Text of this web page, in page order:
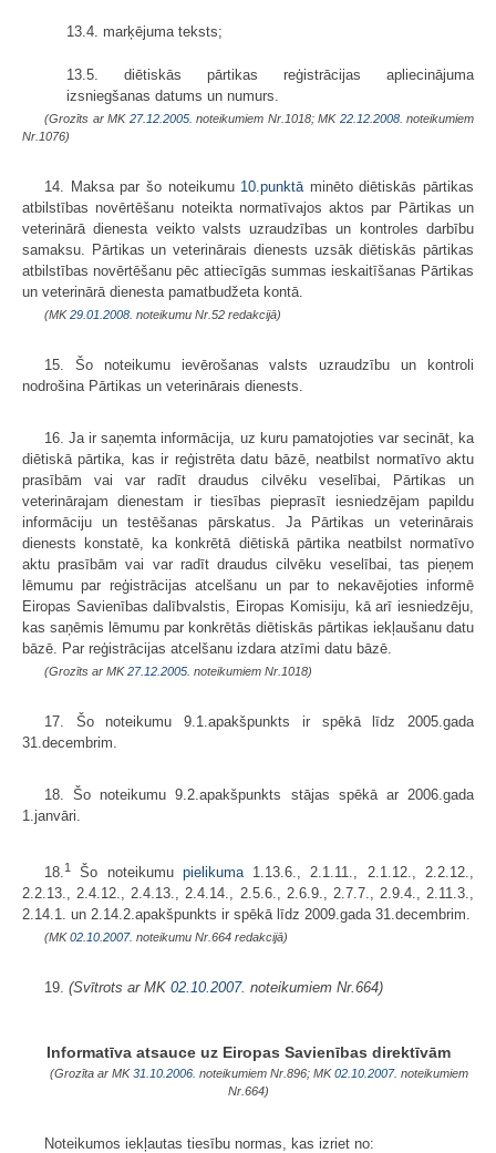
13.4. marķējuma teksts;
13.5. diētiskās pārtikas reģistrācijas apliecinājuma
izsniegšanas datums un numurs.
(Grozīts ar MK 27.12.2005. noteikumiem Nr.1018; MK 22.12.2008. noteikumiem
Nr.1076)
14. Maksa par šo noteikumu 10.punktā minēto diētiskās pārtikas
atbilstī­bas novērtēšanu noteikta normatīvajos aktos par Pārtikas un
veterinārā dienesta veikto valsts uzraudzības un kontroles darbību
samaksu. Pārtikas un veterinārais dienests uzsāk diētiskās pārtikas
atbilstības novērtēšanu pēc attiecīgās summas ieskaitīšanas Pārtikas
un veterinārā dienesta pamatbudžeta kontā.
(MK29.01.2008. noteikumu Nr.52 redakcijā)
15. Šo noteikumu ievērošanas valsts uzraudzību un kontroli
nodrošina Pārtikas un veterinārais dienests.
16. Ja ir saņemta informācija, uz kuru pamatojoties var secināt, ka
diētiskā pārtika, kas ir reģistrēta datu bāzē, neatbilst normatīvo aktu
prasībām vai var radīt draudus cilvēku veselībai, Pārtikas un
veterinārajam dienestam ir tiesības pieprasīt iesniedzējam papildu
informāciju un testēšanas pārskatus. Ja Pārtikas un veterinārais
dienests konstatē, ka konkrētā diētiskā pārtika neatbilst normatīvo
aktu prasībām vai var radīt draudus cilvēku veselībai, tas pieņem
lēmumu par reģistrācijas atcelšanu un par to nekavējoties informē
Eiropas Savienības dalībvalstis, Eiropas Komisiju, kā arī iesniedzēju,
kas saņēmis lēmumu par konkrētās diētiskās pārtikas iekļaušanu datu
bāzē. Par reģistrācijas atcelšanu izdara atzīmi datu bāzē.
(Grozīts ar MK27.12.2005. noteikumiem Nr.1018)
17. Šo noteikumu 9.1.apakšpunkts ir spēkā līdz 2005.gada
31.decembrim.
18. Šo noteikumu 9.2.apakšpunkts stājas spēkā ar 2006.gada
1.janvāri.
18.1 Šo noteikumu pielikuma1.13.6., 2.1.11., 2.1.12., 2.2.12.,
2.2.13., 2.4.12., 2.4.13., 2.4.14., 2.5.6., 2.6.9., 2.7.7., 2.9.4., 2.11.3.,
2.14.1. un 2.14.2.apakšpunkts ir spēkā līdz 2009.gada 31.decembrim.
(MK02.10.2007. noteikumu Nr.664 redakcijā)
19. (Svītrots ar MK 02.10.2007. noteikumiem Nr.664)
Informatīva atsauce uz Eiropas Savienības direktīvām
(Grozīta ar MK31.10.2006. noteikumiem Nr.896; MK02.10.2007. noteikumiem
Nr.664)
Noteikumos iekļautas tiesību normas, kas izriet no: